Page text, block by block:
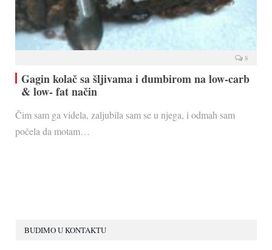
8
Gagin kolač sa šljivama i đumbirom na low-carb
& low- fat način
Čim sam ga videla, zaljubila sam se u njega, i odmah sam
počela da motam…
BUDIMO U KONTAKTU